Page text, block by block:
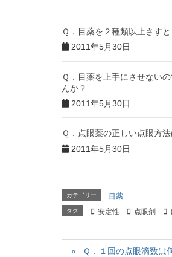
Ｑ．目薬を２種類以上さす
2011年5月30日
Ｑ．目薬を上手にさせない
んか？
2011年5月30日
Ｑ．点眼薬の正しい点眼方法
2011年5月30日
カテゴリー 目薬
タグ 安定性 点眼剤
Ｑ．１回の点眼滴数は